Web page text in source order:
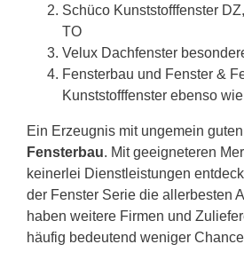
Schüco Kunststofffenster
TO
Velux Dachfenster
Fensterbau und Fenster &
Kunststofffenster ebenso
Ein Erzeugnis mit ungemein
Fensterbau. Mit geeigneteren
keinerlei Dienstleistungen
der Fenster Serie die allerbesten
haben weitere Firmen und
häufig bedeutend weniger